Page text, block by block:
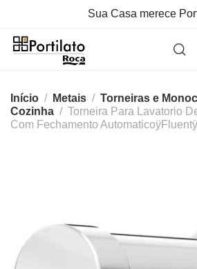
Sua Casa merece
Início Metais
Torneiras e
Cozinha
Torneira Para Lavatorio
Com Fechamento